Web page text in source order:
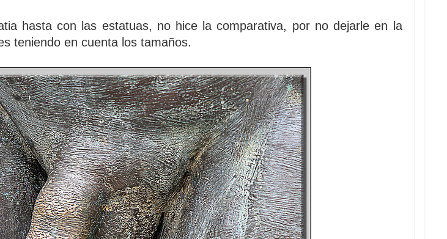
hasta con las estatuas, no hice la comparativa, por no dejarle en la
teniendo en cuenta los tamaños.